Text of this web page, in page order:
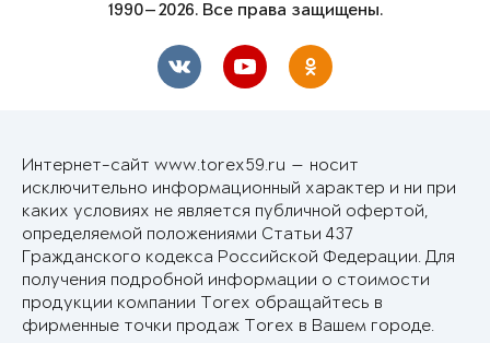
1990—2026. Все права защищены.
Интернет-сайт www.torex59.ru — носит
исключительно информационный характер и ни при
каких условиях не является публичной офертой,
определяемой положениями Статьи 437
Гражданского кодекса Российской Федерации. Для
получения подробной информации о стоимости
продукции компании Torex обращайтесь в
фирменные точки продаж Torex в Вашем городе.